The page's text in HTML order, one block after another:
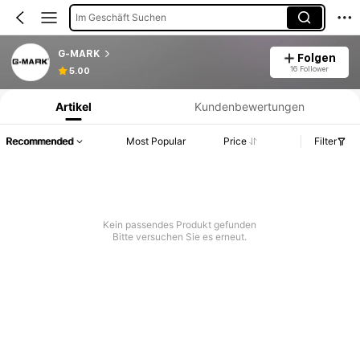
Im Geschäft Suchen
G-MARK
5.00
Folgen
16 Follower
Produktinformation: Preisangabe, Verkaufs- und Lagerbestandsdetails.
Artikel Kundenbewertungen
Recommended Most Popular Price Filter
Kein passendes Produkt gefunden
Bitte versuchen Sie es erneut.